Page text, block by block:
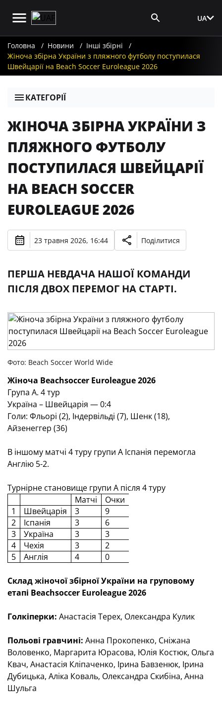
UA
Головна Новини
Інші збірні
Жіноча збірна України з пляжного футболу поступилася
Швейцарії на Beach Soccer Euroleague 2026
КАТЕГОРІЇ
ЖІНОЧА ЗБІРНА УКРАЇНИ З
ПЛЯЖНОГО ФУТБОЛУ
ПОСТУПИЛАСЯ ШВЕЙЦАРІЇ
НА BEACH SOCCER
EUROLEAGUE 2026
23 травня 2026, 16:44 Поділитися
ПЕРША НЕВДАЧА НАШОЇ КОМАНДИ
ПІСЛЯ ДВОХ ПЕРЕМОГ НА СТАРТІ.
Фото: Beach Soccer World Wide
Жіноча Beachsoccer Euroleague 2026
Група A. 4 тур
Україна – Швейцарія — 0:4­
Голи: Фльорі (2), Індервільді (7), Шенк (18),
Айзенеггер (36)
В іншому матчі 4 туру групи А Іспанія перемогла
Англію 5-2.
Турнірне становище групи А після 4 туру
Матчі
Очки
1
Швейцарія 3 9
2
Іспанія 3 6
3
Україна 3 3
4
Чехія 3 2
5
Англія 4 0
Склад жіночої збірної України на груповому
етапі Beachsoccer Euroleague2026
Голкіперки: Анастасія Терех, Олександра Кулик
Польові гравчині: Анна Прокопенко, Сніжана
Воловенко, Маргарита Юрасова, Юлія Костюк, Ольга
Квач, Анастасія Кліпаченко, Ірина Бавзенюк, Ірина
Дубицька, Аліка Коваль, Олександра Скибіна, Анна
Шульга